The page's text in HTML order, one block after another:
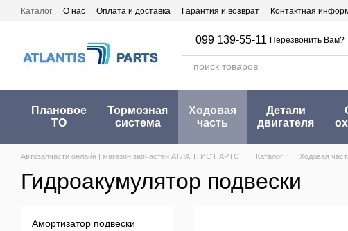
Перейти к основному контенту
Каталог О нас Оплата и доставка Гарантия и возврат Контактная
099 139-55-11 Перезвонить Вам?
Плановое
ТО
Тормозная
система
Ходовая
часть
Детали
двигателя
Автозапчасти онлайн | магазин запчастей АТЛАНТИС ПАРТС Каталог Ходовая
Гидроакумулятор подвески
Амортизатор подвески